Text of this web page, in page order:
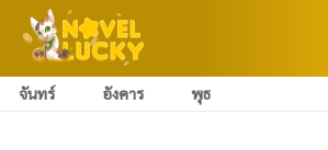
จันทร์ อังคาร พุธ